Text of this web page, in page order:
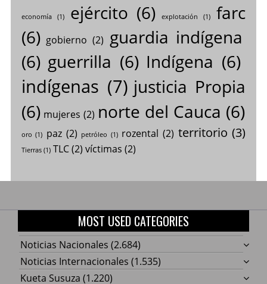
economía(1) ejército (6) explotación (1)
farc
(6) gobierno (2) guardia indígena
(6) guerrilla (6) Indígena (6)
indígenas (7) justicia Propia
(6) mujeres (2) norte del Cauca (6)
oro (1) paz (2) petróleo (1) rozental (2) territorio (3)
Tierras(1) TLC(2) víctimas (2)
MOST USED CATEGORIES
Noticias Nacionales (2.684)
Noticias Internacionales (1.535)
Kueta Susuza (1.220)